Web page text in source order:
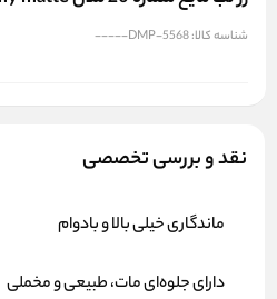
شناسه کالا:DMP-5568-----
نقد و بررسی تخصصی
ماندگاری خیلی بالا و بادوام
دارای جلوه‌ای مات، طبیعی و مخملی